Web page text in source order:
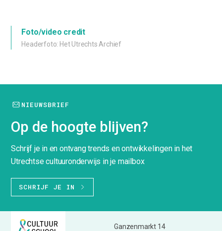
Foto/video credit
Headerfoto: Het Utrechts Archief
NIEUWSBRIEF
Op de hoogte blijven?
Schrijf je in en ontvang trends en ontwikkelingen in het
Utrechtse cultuuronderwijs in je mailbox
SCHRIJF JE IN
Ganzenmarkt 14